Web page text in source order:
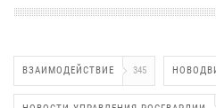
ВЗАИМОДЕЙСТВИЕ 345